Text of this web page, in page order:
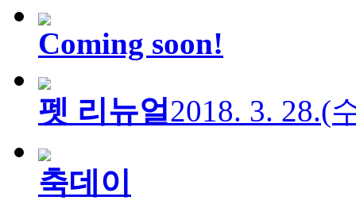
Coming soon!
펫 리뉴얼2018. 3. 28.(
축데이